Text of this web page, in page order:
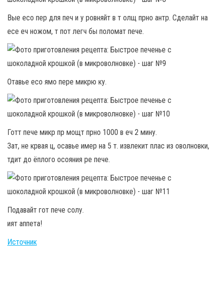
Вые есо пер для печ и у ровняйт в т олщ прно антр. Сделайт на
есе еч ножом, т пот легч бы поломат пече.
Отавье есо ямо пере микрю ку.
Готт пече микр пр мощт прно 1000 в еч 2 мину.
Зат, не крвая ц, осавье имер на 5 т. извлекит плас из оволновки,
тдит до ёплого осояния ре пече.
Подавайт гот пече солу.
ият аппета!
Источник